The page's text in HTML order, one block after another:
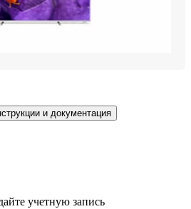
и документация
учетную запись